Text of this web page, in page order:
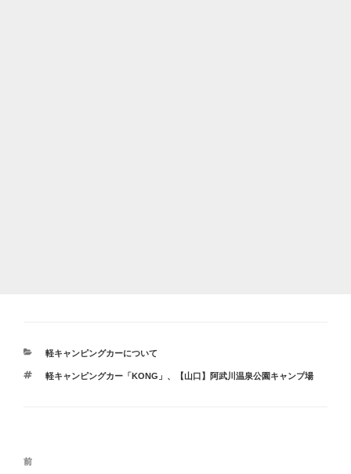
カ
ゴ
軽キャンピングカーについて
タ
軽キャンピングカー「KONG」 、 【山口】阿武川温泉公園キャンプ場
投
前
前